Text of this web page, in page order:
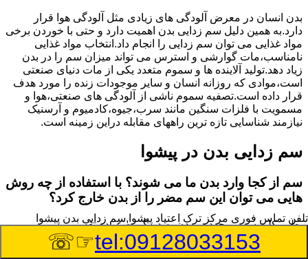
بدن انسان در معرض آلودگی های زیادی مثل آلودگی هوا قرار
دارد.به همین دلیل سم زدایی بدن اهمیت دارد و حتی با خوردن برخی
مواد غذایی می توان سم زدایی را انجام داد.انتخاب مواد غذایی
نامناسب،مات گوارشی و استرس می تواند میزان سم را در بدن
زیاد دهد.تولید آلاینده ها و سموم متعدد یکی از مات دنیای صنعتی
است،موادی که روزانه انسان و سایر موجودات زنده را مورد هدف
قرار داده است.تصفیه سموم ناشی از آلودگی های صنعتی،هوا و
مسمویت با فلزات سنگین مانند سرب،جیوه،کادمیوم و آرسنیک
نیازمند شناسایی تازه ترین راههای مقابله دراین زمینه است.
سم زدایی بدن در پیشوا
سم از کجا وارد بدن ما می شوند؟ با استفاده از چه روش
هایی می توان این سم مضر را از بدن خارج کرد؟
بطور کلی سم موجود در بدن به دو گروه عمده تقسیم می
شوند.بخش بزرگی از این سموم مثل مواد به جا مانده از سموم
گیاهی و آفت کش ها،فلزات سنگین ناشی از آلودگی هوا،انواع
تلفن تماس فوری مرکز ترک اعتیاد پیشوا,سم زدایی بدن پیشوا
tel:09128033153
☞☏